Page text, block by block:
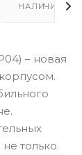
НАЛИЧИЕ
– новая
только